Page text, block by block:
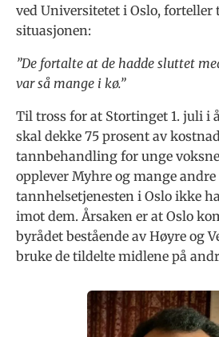
ved Universitetet i Oslo,
situasjonen:
”De fortalte at de hadde sluttet
var så mange i kø.”
Til tross for at Stortinget 1. juli i
skal dekke 75 prosent av
tannbehandling for unge voksne
opplever Myhre og mange
tannhelsetjenesten i Oslo ikke
imot dem. Årsaken er at Oslo
byrådet bestående av Høyre og
bruke de tildelte midlene på